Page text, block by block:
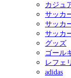
カジュ
サッカ
サッカ
サッカ
グッズ
ゴール
レフェ
adidas